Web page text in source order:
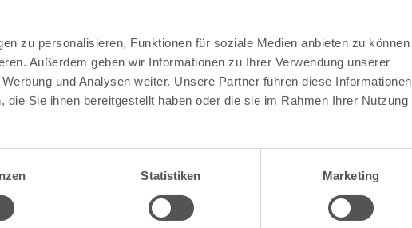
zu personalisieren, Funktionen für soziale Medien anbieten zu können
Außerdem geben wir Informationen zu Ihrer Verwendung unserer
und Analysen weiter. Unsere Partner führen diese Informationen
Sie ihnen bereitgestellt haben oder die sie im Rahmen Ihrer Nutzung
Statistiken Marketing
Kontakt